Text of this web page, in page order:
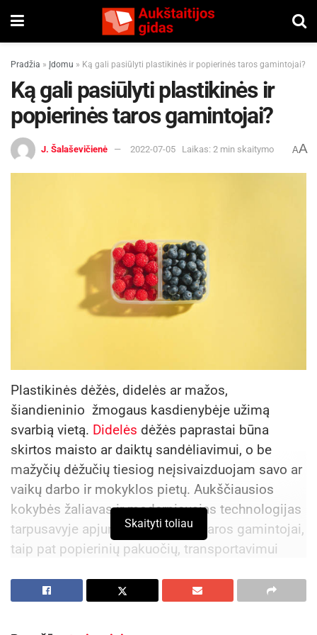
Pradžia » Įdomu » Ką gali pasiūlyti plastikinės ir popierinės taros gamintojai?
Ką gali pasiūlyti plastikinės ir
popierinės taros gamintojai?
J. Šalaševičienė 2022-07-05 Laikas: 2 min skaitymo AA
Plastikinės dėžės, didelės ar mažos,
šiandieninio žmogaus kasdienybėje užimą
svarbią vietą. Didelės dėžės paprastai būna
skirtos maisto ar daiktų sandėliavimui, o be
mažyčių dėžučių tiesiog neįsivaizduojam savo ar
vaikų darbo ir mokyklos pietų. Aukščiausios
kokybės žaliavas ir moderniausias technologijas
tarpusavyje apjungę plastikinės taros gamintojai,
taip pat popierinių pakuočių, transportavimui
pardavėjai pasirūpina, kad tokios produkcijos
Skaityti toliau